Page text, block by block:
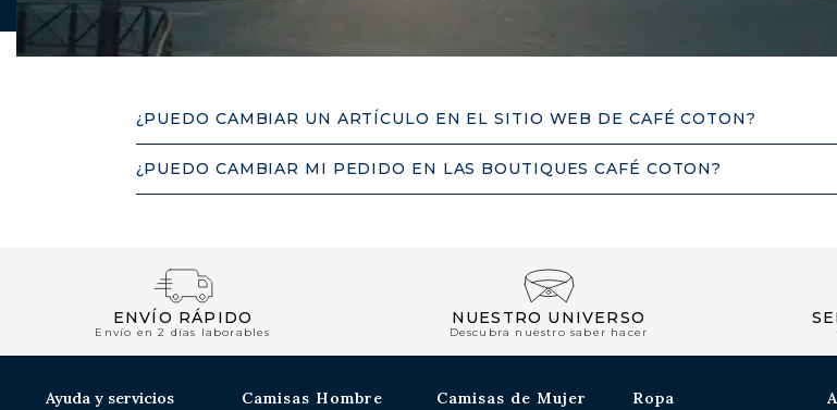
¿PUEDO CAMBIAR UN ARTÍCULO EN EL SITIO WEB DE CAFÉ COTON?
¿PUEDO CAMBIAR MI PEDIDO EN LAS BOUTIQUES CAFÉ COTON?
ENVÍO RÁPIDO
Envío en 2 días laborables
NUESTRO UNIVERSO
Descubra nuestro saber hacer
Ayuda y servicios Camisas Hombre Camisas de Mujer Ropa